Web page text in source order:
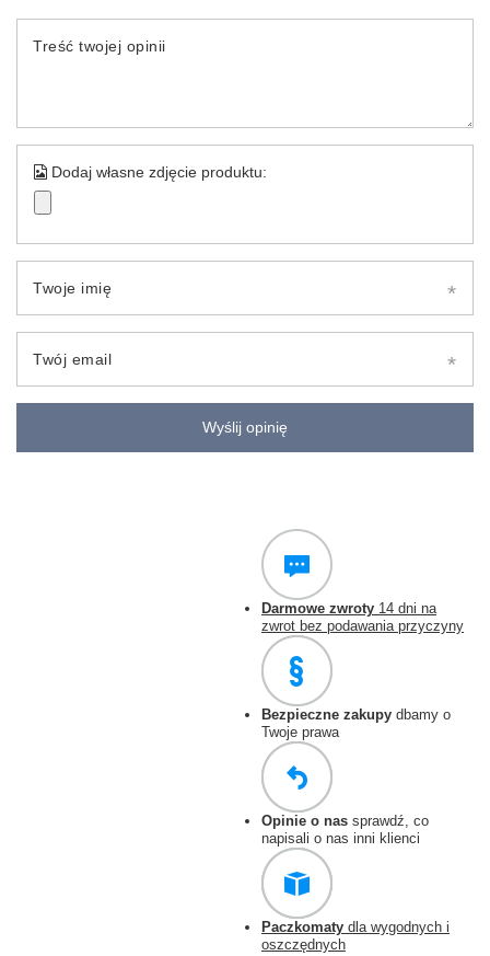
Treść twojej opinii
Dodaj własne zdjęcie produktu:
Twoje imię
Twój email
Wyślij opinię
Darmowe zwroty 14 dni na
zwrot bez podawania przyczyny
Bezpieczne zakupy dbamy o
Twoje prawa
Opinie o nas sprawdź, co
napisali o nas inni klienci
Paczkomaty dla wygodnych i
oszczędnych